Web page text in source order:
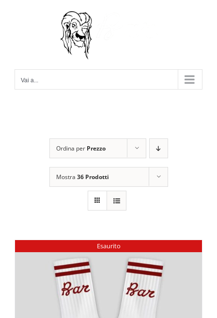
Vai a...
Ordina per Prezzo
Mostra 36 Prodotti
Esaurito